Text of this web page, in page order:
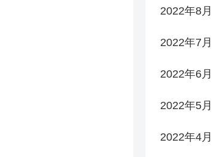
2022年8月
2022年7月
2022年6月
2022年5月
2022年4月